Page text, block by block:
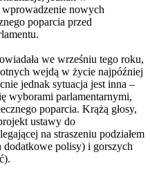
wprowadzenie nowych
poparcia przed
we wrześniu tego roku,
wejdą w życie najpóźniej
jednak sytuacja jest inna –
wyborami parlamentarnymi,
poparcia. Krążą głosy,
ustawy do
na straszeniu podziałem
dodatkowe polisy) i gorszych